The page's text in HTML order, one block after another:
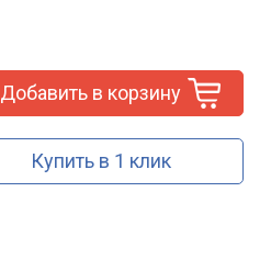
Добавить в корзину
Купить в 1 клик